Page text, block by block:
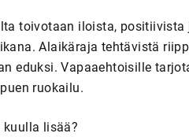
toivotaan iloista,
Alaikäraja tehtävistä
eduksi. Vapaaehtoisille
ruokailu.
kuulla lisää?